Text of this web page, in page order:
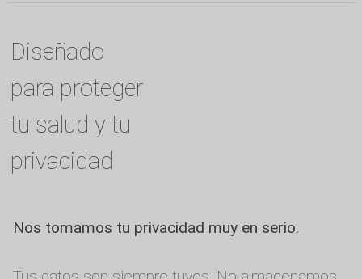
Diseñado
para proteger
tu salud y tu
privacidad
Nos tomamos tu privacidad muy en serio.